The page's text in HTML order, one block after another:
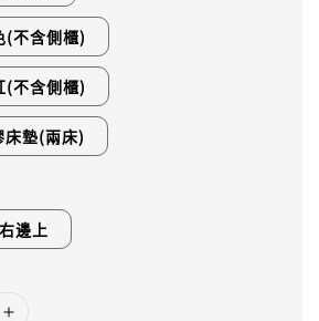
(不含側櫃)
(不含側櫃)
墊(兩床)
右邊上